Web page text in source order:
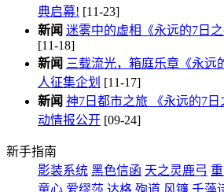
典启幕! [11-23]
新闻 迷雾中的虚相《永远的7日
[11-18]
新闻 三载流光，箱庭乐章《永远
人征集企划 [11-17]
新闻 神7日都市之旅 《永远的7
动情报公开 [09-24]
新手指南
影装系统 黑色信函 天之灵鹿弓
童心 爱缪莎 达格 殉道 风镰 千藻